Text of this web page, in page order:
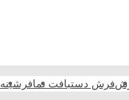
فرش دستبافت نمافرشینه